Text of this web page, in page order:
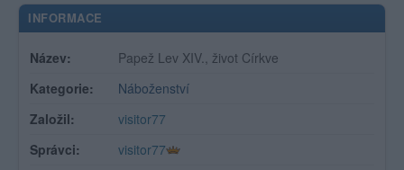
INFORMACE
Název:
Papež Lev XIV., život Církve
Kategorie:
Náboženství
Založil:
visitor77
Správci:
visitor77